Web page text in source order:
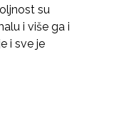
su
i više ga i
i sve je